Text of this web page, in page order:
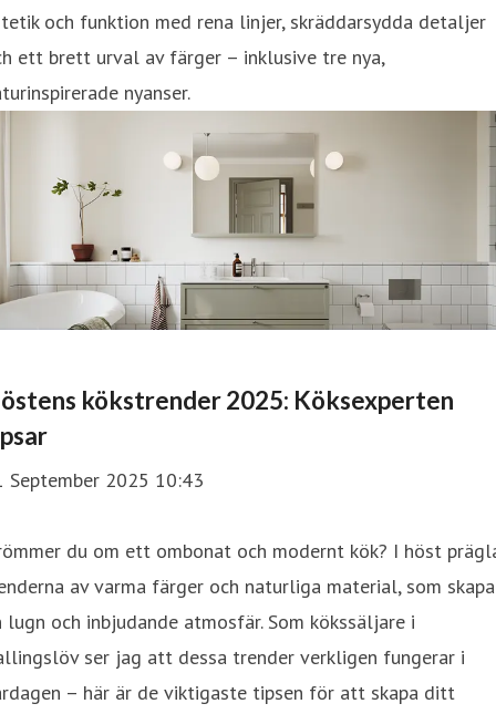
och funktion med rena linjer, skräddarsydda detaljer
ett brett urval av färger – inklusive tre nya,
nyanser.
kökstrender 2025: Köksexperten
September 2025 10:43
du om ett ombonat och modernt kök? I höst
av varma färger och naturliga material, som
lugn och inbjudande atmosfär. Som kökssäljare i
ser jag att dessa trender verkligen fungerar i
– här är de viktigaste tipsen för att skapa ditt